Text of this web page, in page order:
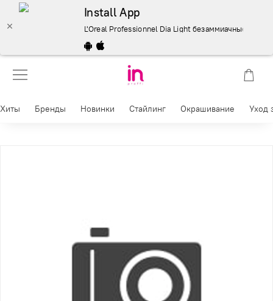
Install App
L'Oreal Professionnel Dia Light безаммиачные
Хиты Бренды Новинки Стайлинг Окрашивание Уход